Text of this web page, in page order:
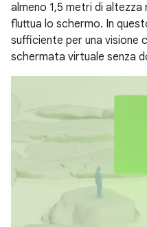
almeno 1,5 metri di
fluttua lo schermo. In
sufficiente per una visione
schermata virtuale senza